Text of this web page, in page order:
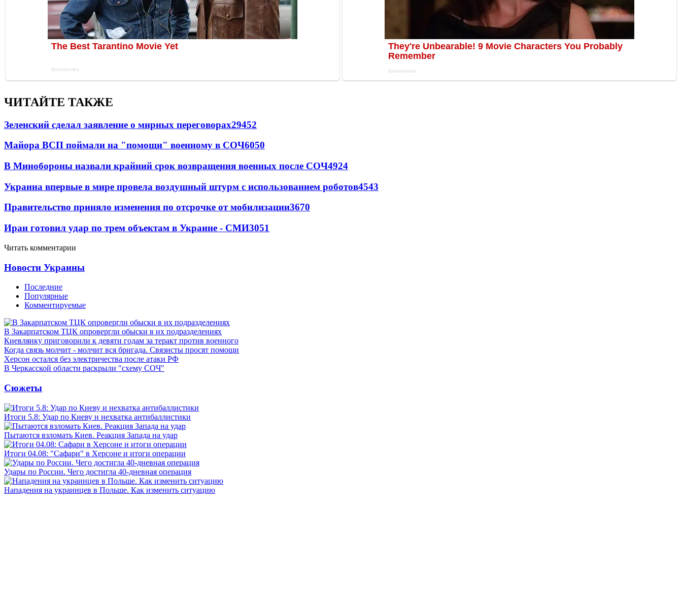
ЧИТАЙТЕ ТАКЖЕ
Зеленский сделал заявление о мирных переговорах29452
Майора ВСП поймали на "помощи" военному в СОЧ6050
В Минобороны назвали крайний срок возвращения военных после СОЧ4924
Украина впервые в мире провела воздушный штурм с использованием роботов4543
Правительство приняло изменения по отсрочке от мобилизации3670
Иран готовил удар по трем объектам в Украине - СМИ3051
Читать комментарии
Новости Украины
Последние
Популярные
Комментируемые
В Закарпатском ТЦК опровергли обыски в их подразделениях
Киевлянку приговорили к девяти годам за теракт против военного
Когда связь молчит - молчит вся бригада. Связисты просят помощи
Херсон остался без электричества после атаки РФ
В Черкасской области раскрыли "схему СОЧ"
Сюжеты
Итоги 5.8: Удар по Киеву и нехватка антибаллистики
Пытаются взломать Киев. Реакция Запада на удар
Итоги 04.08: "Сафари" в Херсоне и итоги операции
Удары по России. Чего достигла 40-дневная операция
Нападения на украинцев в Польше. Как изменить ситуацию